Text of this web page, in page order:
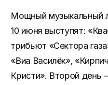
Мощный музыкальный
10 июня выступят:
трибьют «Сектора
«Виа Василёк»,
Кристи». Второй день